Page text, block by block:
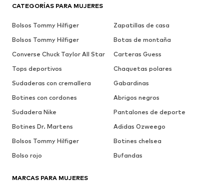
CATEGORÍAS PARA MUJERES
Bolsos Tommy Hilfiger
Zapatillas de casa
Bolsos Tommy Hilfiger
Botas de montaña
Converse Chuck Taylor All Star
Carteras Guess
Tops deportivos
Chaquetas polares
Sudaderas con cremallera
Gabardinas
Botines con cordones
Abrigos negros
Sudadera Nike
Pantalones de deporte
Botines Dr. Martens
Adidas Ozweego
Bolsos Tommy Hilfiger
Botines chelsea
Bolso rojo
Bufandas
MARCAS PARA MUJERES